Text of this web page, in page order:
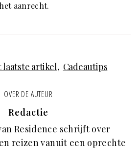
aanrecht.
laatste artikel Cadeautips
OVER DE AUTEUR
Redactie
Residence schrijft over
reizen vanuit een oprechte